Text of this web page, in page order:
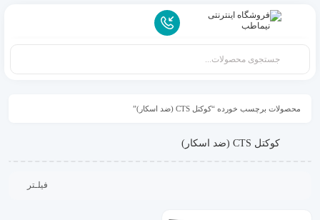
محصولات برچسب خورده “کوکتل‌ CTS (ضد اسکار)”
کوکتل‌ CTS (ضد اسکار)
فیلـتر